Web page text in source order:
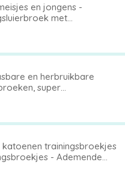
en jongens -
met
voor baby's van 6-12
en herbruikbare
super
menstruatie,
trainingsbroekjes
- Ademende
en meisjes van 6 - 12 kg